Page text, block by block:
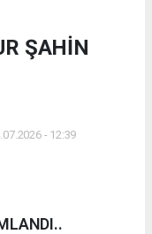
ŞAHİN
- 12:39